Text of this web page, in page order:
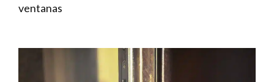
ventanas